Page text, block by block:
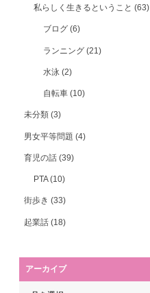
私らしく生きるということ(63)
ブログ(6)
ランニング(21)
水泳(2)
自転車(10)
未分類(3)
男女平等問題(4)
育児の話(39)
PTA(10)
街歩き(33)
起業話(18)
アーカイブ